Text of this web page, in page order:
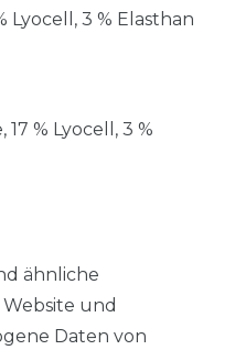
Lyocell, 3 % Elasthan
% Lyocell, 3 %
ähnliche
und
Daten von